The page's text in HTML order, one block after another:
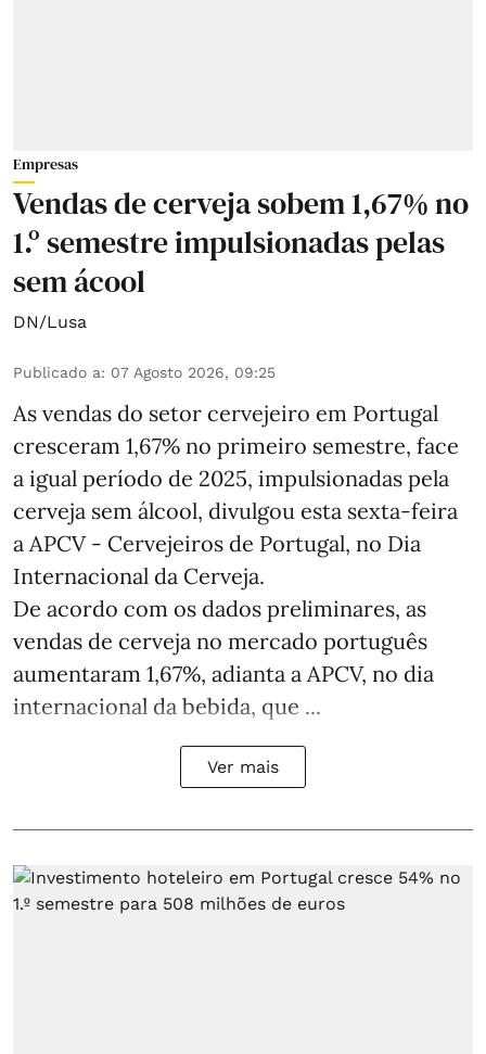
Empresas
Vendas de cerveja sobem 1,67% no
1.º semestre impulsionadas pelas
sem ácool
DN/Lusa
Publicado a: 07 Agosto 2026, 09:25
As vendas do setor cervejeiro em Portugal
cresceram 1,67% no primeiro semestre, face
a igual período de 2025, impulsionadas pela
cerveja sem álcool, divulgou esta sexta-feira
a APCV - Cervejeiros de Portugal, no Dia
Internacional da Cerveja.
De acordo com os dados preliminares, as
vendas de cerveja no mercado português
aumentaram 1,67%, adianta a APCV, no dia
internacional da bebida, que ...
Ver mais